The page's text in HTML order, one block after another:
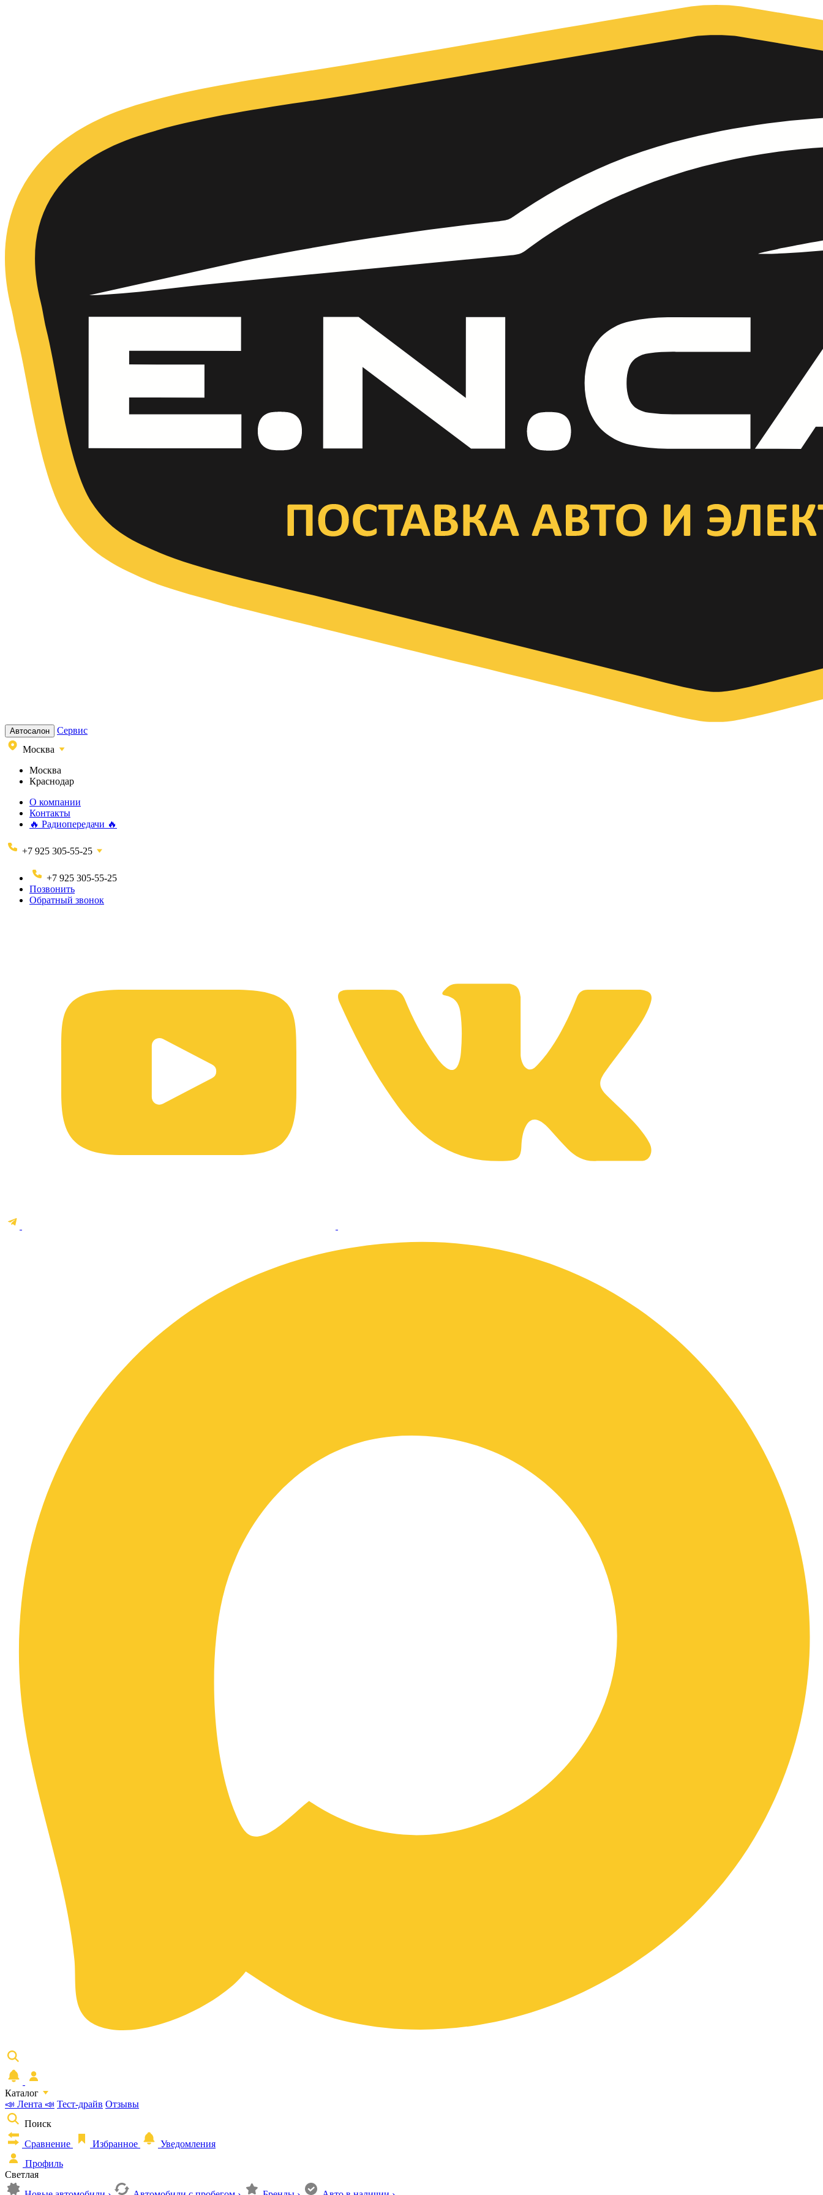
Автосалон
Сервис
Москва
Москва
Краснодар
О компании
Контакты
🔥 Радиопередачи 🔥
+7 925 305-55-25
+7 925 305-55-25
Позвонить
Обратный звонок
Каталог
📣 Лента 📣 Тест-драйв Отзывы
Поиск
Сравнение
Избранное
Уведомления
Профиль
Светлая